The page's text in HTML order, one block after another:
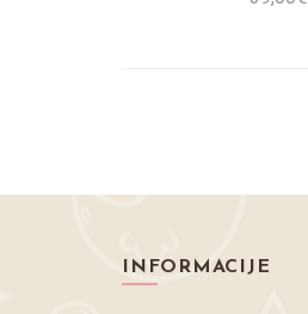
INFORMACIJE